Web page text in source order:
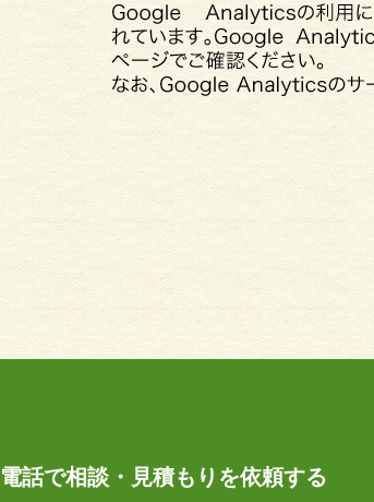
電話で相談・見積もりを依頼する